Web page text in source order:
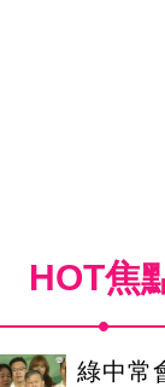
HOT焦
綠中常